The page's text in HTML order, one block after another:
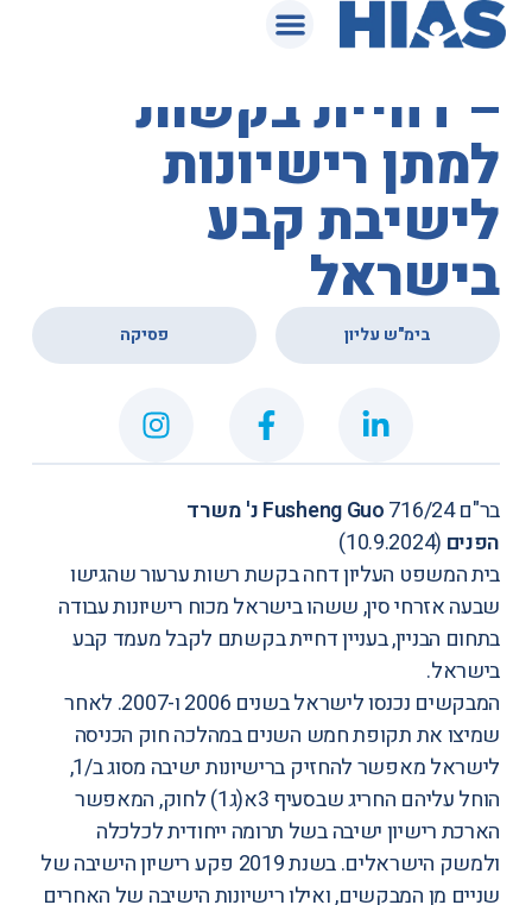
המאגר המשפטי
בית המשפט העליון
– דחיית בקשות
למתן רישיונות
לישיבת קבע
בישראל
בימ"ש עליון פסיקה
בר"ם 716/24
Fusheng Guo נ' משרד
הפנים (10.9.2024)
בית המשפט העליון דחה בקשת רשות ערעור שהגישו
שבעה אזרחי סין, ששהו בישראל מכוח רישיונות עבודה
בתחום הבניין, בעניין דחיית בקשתם לקבל מעמד קבע
בישראל.
המבקשים נכנסו לישראל בשנים 2006 ו-2007. לאחר
שמיצו את תקופת חמש השנים במהלכה חוק הכניסה
לישראל מאפשר להחזיק ברישיונות ישיבה מסוג ב/1,
הוחל עליהם החריג שבסעיף 3א(ג1) לחוק, המאפשר
הארכת רישיון ישיבה בשל תרומה ייחודית לכלכלה
ולמשק הישראלים. בשנת 2019 פקע רישיון הישיבה של
שניים מן המבקשים, ואילו רישיונות הישיבה של האחרים